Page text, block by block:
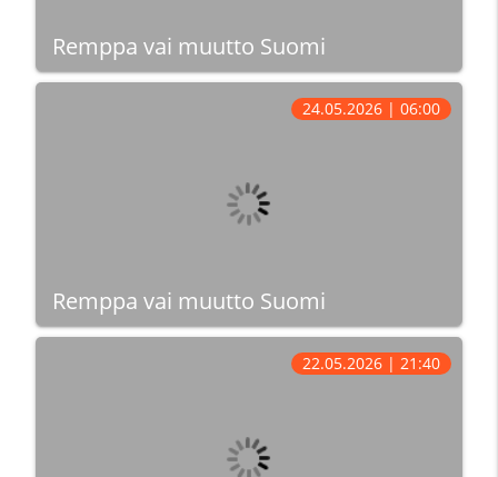
Remppa vai muutto Suomi
Remppa vai muutto Suomi
24.05.2026 | 06:00
22.05.2026 | 21:40